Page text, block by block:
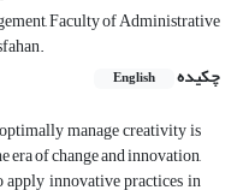
Faculty of Administrative
چکیده
English
manage creativity is
of change and innovation,
innovative practices in